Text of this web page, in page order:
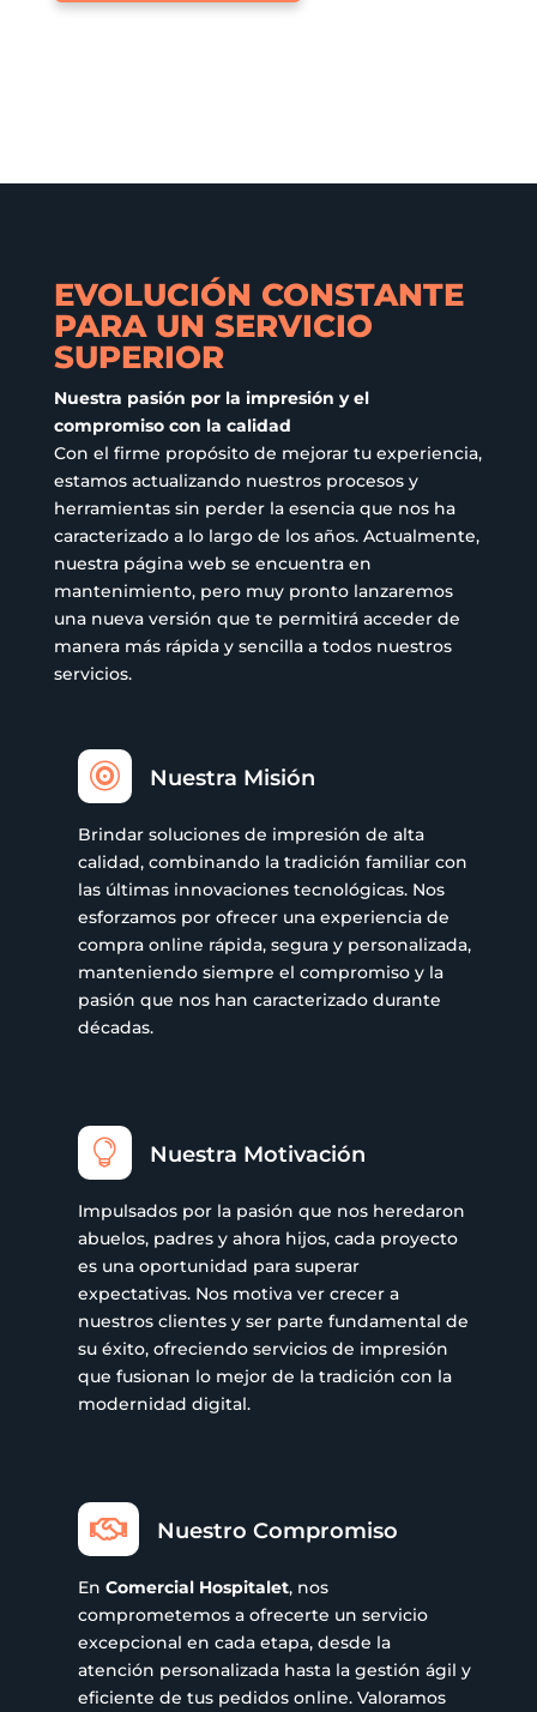
elegir
página
de
producto
se
la
página
producto
EVOLUCIÓN CONSTANTE
PARA UN SERVICIO
SUPERIOR
Nuestra pasión por la impresión y el
compromiso con la calidad
Con el firme propósito de mejorar tu experiencia,
estamos actualizando nuestros procesos y
herramientas sin perder la esencia que nos ha
caracterizado a lo largo de los años. Actualmente,
nuestra página web se encuentra en
mantenimiento, pero muy pronto lanzaremos
una nueva versión que te permitirá acceder de
manera más rápida y sencilla a todos nuestros
servicios.
 Nuestra Misión
Brindar soluciones de impresión de alta
calidad, combinando la tradición familiar con
las últimas innovaciones tecnológicas. Nos
esforzamos por ofrecer una experiencia de
compra online rápida, segura y personalizada,
manteniendo siempre el compromiso y la
pasión que nos han caracterizado durante
décadas.
 Nuestra Motivación
Impulsados por la pasión que nos heredaron
abuelos, padres y ahora hijos, cada proyecto
es una oportunidad para superar
expectativas. Nos motiva ver crecer a
nuestros clientes y ser parte fundamental de
su éxito, ofreciendo servicios de impresión
que fusionan lo mejor de la tradición con la
modernidad digital.
 Nuestro Compromiso
En Comercial Hospitalet, nos
comprometemos a ofrecerte un servicio
excepcional en cada etapa, desde la
atención personalizada hasta la gestión ágil y
eficiente de tus pedidos online. Valoramos